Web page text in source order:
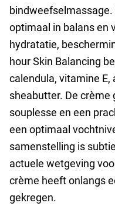
optimaal in balans en
hydratatie,
hour Skin Balancing
calendula, vitamine E,
sheabutter. De crème
souplesse en een
een optimaal
samenstelling is
actuele wetgeving
crème heeft onlangs
gekregen.